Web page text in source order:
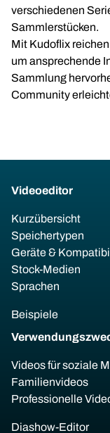
verschiedenen
Sammlerstücken.
Mit Kudoflix
um ansprechende
Sammlung
Community
Videoeditor
Kurzübersicht
Speichertypen
Geräte &
Stock-Medien
Sprachen
Beispiele
Videos für soziale
Familienvideos
Professionelle
Diashow-Editor